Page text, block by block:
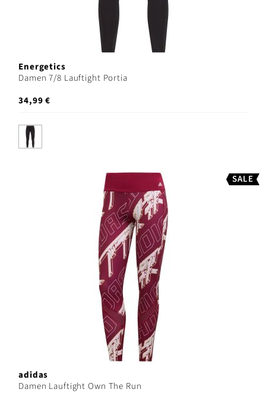
Energetics
Damen 7/8 Lauftight Portia
34,99 €
SALE
adidas
Damen Lauftight Own The Run